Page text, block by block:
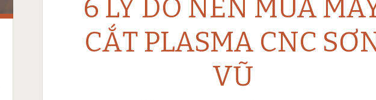
6 LÝ DO NÊN MUA
CẮT PLASMA CNC
VŨ